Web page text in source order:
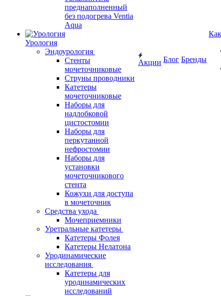
преднаполненный
без подогрева Ventia
Aqua
Урология
Эндоурология
Стенты
мочеточниковые
Струны проводники
Катетеры
мочеточниковые
Наборы для
надлобковой
цистостомии
Наборы для
перкутанной
нефростомии
Наборы для
установки
мочеточникового
стента
Кожухи для доступа
в мочеточник
Средства ухода
Мочеприемники
Уретральные катетеры
Катетеры Фолея
Катетеры Нелатона
Уродинамические
исследования
Катетеры для
уродинамических
исследований
Акции Блог Бренды